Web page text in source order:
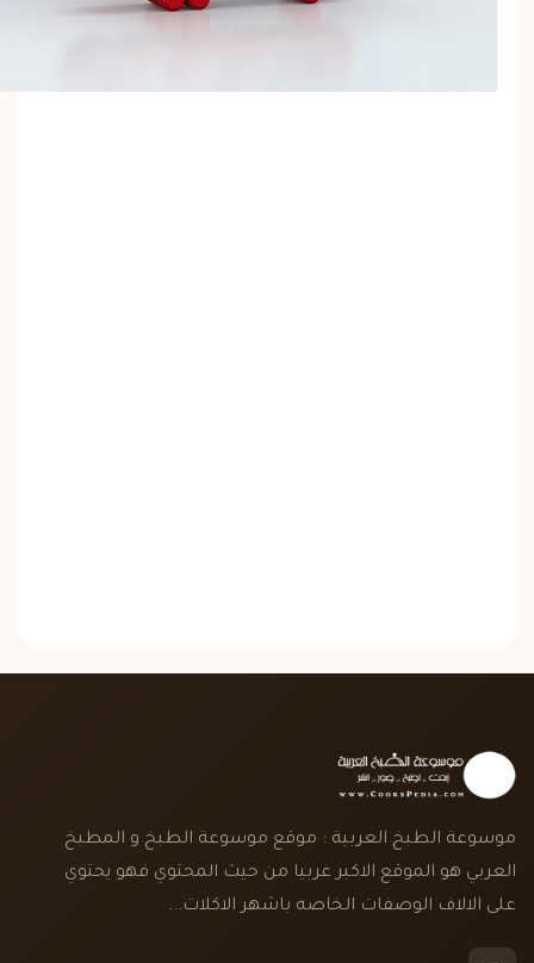
موسوعة الطبخ العربية : موقع موسوعة الطبخ و المطبخ
العربي هو الموقع الاكبر عربيا من حيث المحتوي فهو يحتوي
على الالاف الوصفات الخاصه باشهر الاكلات...